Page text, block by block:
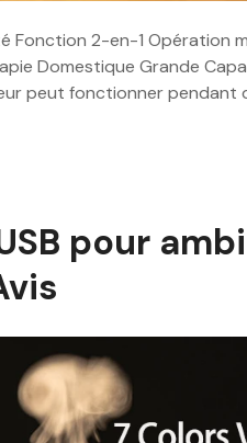
Fonction 2-en-1 Opération
Domestique Grande
peut fonctionner pendant
pour